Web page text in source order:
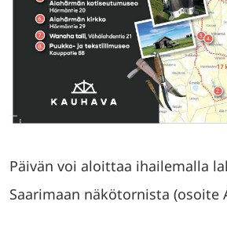
Päivän voi aloittaa ihailemalla
Saarimaan näkötornista (osoite